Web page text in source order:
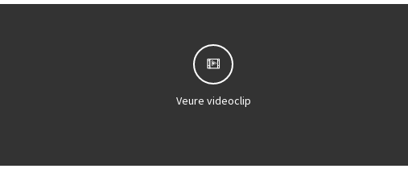
Veure videoclip